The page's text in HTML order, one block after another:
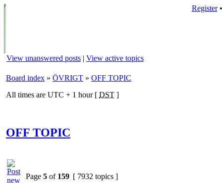
Register
View unanswered posts | View active topics
Board index » ÖVRIGT » OFF TOPIC
All times are UTC + 1 hour [ DST ]
OFF TOPIC
Page 5 of 159 [ 7932 topics ]